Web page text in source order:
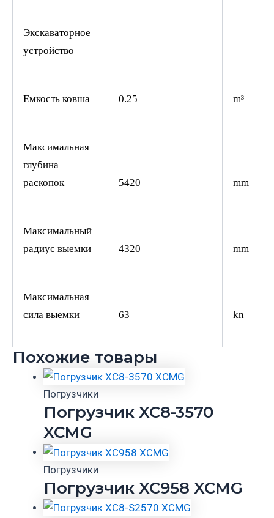
Экскаваторное
устройство
Емкость ковша 0.25 m³
Максимальная
глубина
раскопок
5420 mm
Максимальный
радиус выемки
4320 mm
Максимальная
сила выемки
63 kn
Похожие товары
Погрузчики
Погрузчик XC8-3570
XCMG
Погрузчики
Погрузчик XC958 XCMG